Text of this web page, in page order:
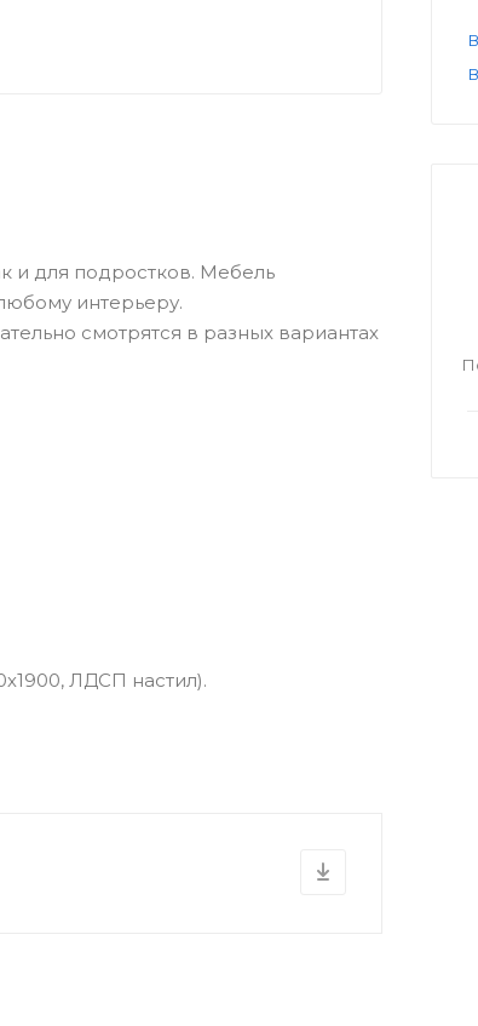
и для подростков. Мебель
интерьеру.
смотрятся в разных вариантах
ЛДСП настил).